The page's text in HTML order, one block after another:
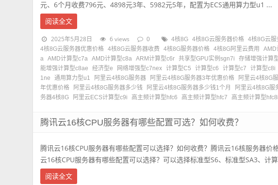
元、6个月收费796元、4898元3年、5982元5年，配置为ECS通用算力型u1 ...
阅读全文
2025年5月28日 6 views 0 4核8G 4核8G云服务器价格 4核8G云服
4核8G云服务器优惠价格 4核8G云服务器收费 4核8G服务器价格 4核8G阿里云费用
AMD
a AMD计算型c7a AMD计算型c8a ARM计算型c6r 共享型GPU实例sgn7i 存储增强计算
能增强计算型c8ae
经济型e 网络增强型c7nex 计算型C5 计算型c6 计算型c7 计算型c8i
1ne
通用算力型u1 阿里云4核8G服务器 阿里云4核8G服务器3年优惠价格 阿里云4核8G
年优惠价格
阿里云4核8G服务器多少钱 阿里云4核8G服务器多少钱1个月 阿里云4核8G服
务器4核8G
阿里云ECS计算型c9i 高主频计算型hfc6 高主频计算型hfc7 高主频计算型hfc8i
腾讯云16核CPU服务器有哪些配置可选？如何收费？
腾讯云16核CPU服务器有哪些配置可以选择？如何收费？腾讯云16核服务器价
云16核CPU服务器有哪些配置可以选择？可以选择标准型S6、标准型SA3、计
阅读全文